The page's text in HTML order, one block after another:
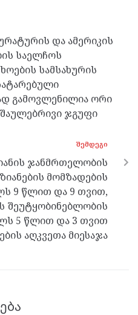
და ამერიკის
საელჩოს
სამსახურის
გამოვლენილია ორი
ჯგუფი
ᲨᲔᲛᲓᲔᲒᲘ
ჯანმრთელობის
მომზადების
9 წლით და 9 თვით,
5 წლით და 3 თვით
აღკვეთა მიესაჯა